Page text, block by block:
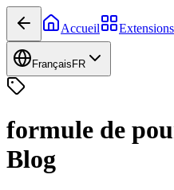
Accueil Extensions
FrançaisFR
formule de
Blog